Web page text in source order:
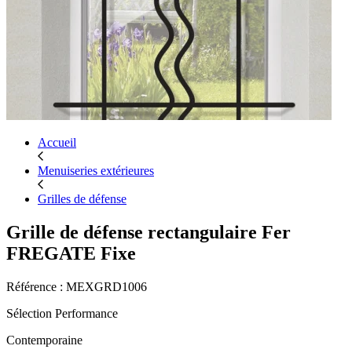
Accueil
Menuiseries extérieures
Grilles de défense
Grille de défense rectangulaire Fer
FREGATE Fixe
Référence : MEXGRD1006
Sélection Performance
Contemporaine